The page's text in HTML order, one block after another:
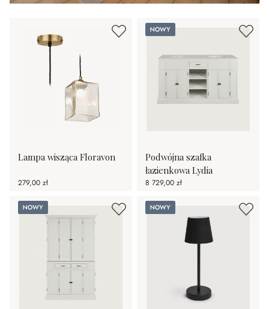
Lampa wisząca Floravon
279,00 zł
Nowy
Podwójna szafka
łazienkowa Lydia
8 729,00 zł
Nowy Nowy